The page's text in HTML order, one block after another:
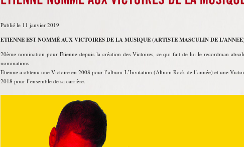
Publié le 11 janvier 2019
ETIENNE EST NOMMÉ AUX VICTOIRES DE LA MUSIQUE (ARTISTE MASCULIN DE L’ANNEE)
20ème nomination pour Etienne depuis la création des Victoires, ce qui fait de lui le recordman
nominations.
Etienne a obtenu une Victoire en 2008 pour l’album L’Invitation (Album Rock de l’année) et une
2018 pour l’ensemble de sa carrière.